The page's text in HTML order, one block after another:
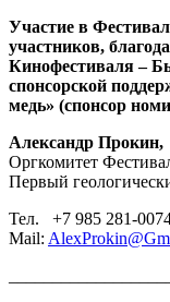
Участие в
участников,
Кинофестиваля –
спонсорской
медь» (спонсор
Александр Прокин,
Оргкомитет
Первый
Тел.
+7 985 281-
Mail: